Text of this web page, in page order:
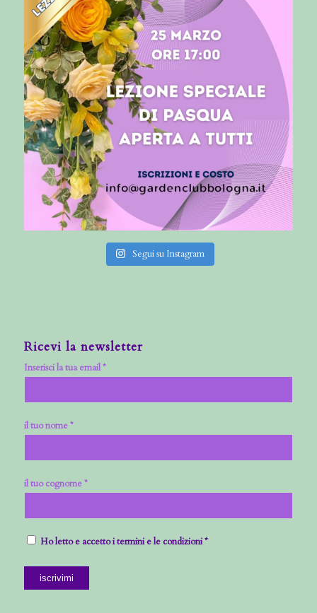
Segui su Instagram
Ricevi la newsletter
Inserisci la tua email *
il tuo nome *
il tuo cognome *
Ho letto e accetto i termini e le condizioni *